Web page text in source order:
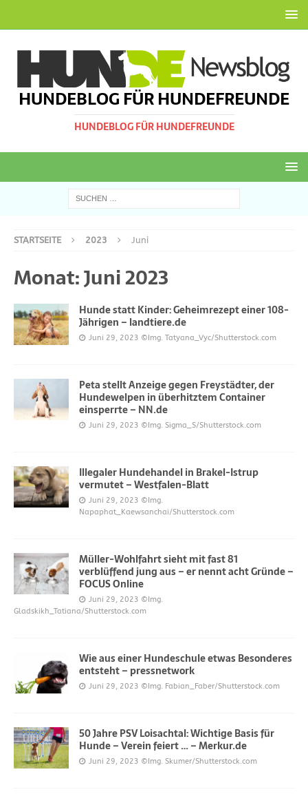
HUNDEBLOG FÜR HUNDEFREUNDE
HUNDEBLOG FÜR HUNDEFREUNDE
STARTSEITE 2023 Juni
Monat:Juni 2023
Hunde statt Kinder: Geheimrezept einer 108-
Jährigen – landtiere.de
Juni 29, 2023 ©Img. Tatyana_Vyc/Shutterstock.com
Peta stellt Anzeige gegen Freystädter, der
Hundewelpen in überhitztem Container
einsperrte – NN.de
Juni 29, 2023 ©Img. Sigma_S/Shutterstock.com
Illegaler Hundehandel in Brakel-Istrup
vermutet – Westfalen-Blatt
Juni 29, 2023 ©Img.
Napaphat_Kaewsanchai/Shutterstock.com
Müller-Wohlfahrt sieht mit fast 81
verblüffend jung aus – er nennt acht Gründe –
FOCUS Online
Juni 29, 2023 ©Img.
Gladskikh_Tatiana/Shutterstock.com
Wie aus einer Hundeschule etwas Besonderes
entsteht – pressnetwork
Juni 29, 2023 ©Img. Fabian_Faber/Shutterstock.com
50 Jahre PSV Loisachtal: Wichtige Basis für
Hunde – Verein feiert … – Merkur.de
Juni 29, 2023 ©Img. Skumer/Shutterstock.com